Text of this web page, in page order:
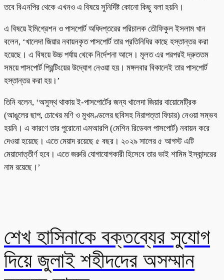
তবে বিএনপির থেকে এখনও এ বিষয়ে সুনির্দিষ্ট কোনো কিছু বলা হয়নি।
এ বিষয়ে ইমিগ্রেশন ও পাসপোর্ট অধিদপ্তরের পরিচালক তৌফিকুল ইসলাম খান
বলেন, ‘খালেদা জিয়ার নবায়নকৃত পাসপোর্ট তার প্রতিনিধির কাছে হস্তান্তর করা
হয়েছে। এ বিষয়ে উচ্চ পর্যায় থেকে নির্দেশনা আসে। মূলত এর পরপরই দ্রুততম
সময়ে পাসপোর্ট প্রিন্টিংয়ের উদ্যোগ নেওয়া হয়। মঙ্গলবার বিকালেই তার পাসপোর্ট
হস্তান্তর করা হয়।’
তিনি বলেন, ‘অসুস্থ থাকায় ই-পাসপোর্টের জন্য খালেদা জিয়ার বায়োমেট্রিক
(আঙুলের ছাপ, চোখের মণি ও মুখমণ্ডলের ছবিসহ নিরাপত্তা ফিচার) নেওয়া সম্ভব
হয়নি। এ কারণে তার পুরোনো এমআরপি (মেশিন রিডেবল পাসপোর্ট) নবায়ন করে
দেওয়া হয়েছে। এতে মেয়াদ রয়েছে ৫ বছর। ২০২৯ সালের ৫ আগস্ট এটি
মেয়াদোত্তীর্ণ হবে। এতে জরুরি যোগাযোগকারী হিসেবে তার ভাই শামিম ইস্কান্দরের
নাম রয়েছে।’
শেখ হাসিনাকে বক্তব্যের সুযোগ
দিয়ে জুলাই শহীদদের অসম্মান